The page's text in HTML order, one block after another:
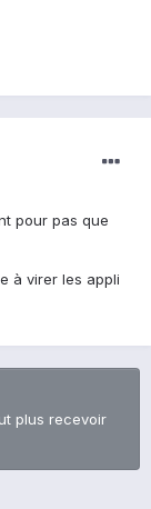
pour pas que
à virer les appli
plus recevoir